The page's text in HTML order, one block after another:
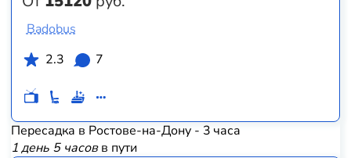
Badobus
2.3
7
Пересадка в Ростове-на-Дону - 3 часа
1 день 5 часовв пути